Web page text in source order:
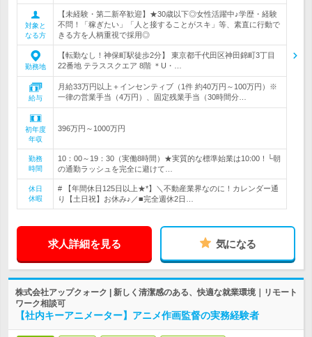
対象と
なる方
【未経験・第二新卒歓迎】★30歳以下◎女性活躍中♪学歴・経験
不問！「稼ぎたい」「人と接することがスキ」等、素直に行動で
きる方を人柄重視で採用◎
勤務地
【転勤なし！神保町駅徒歩2分】 東京都千代田区神田錦町3丁目
22番地 テラススクエア 8階 ＊U・…
給与
月給33万円以上＋インセンティブ（1件 約40万円～100万円）※
一律の営業手当（4万円）、固定残業手当（30時間分…
初年度
年収
396万円～1000万円
勤務
時間
10：00～19：30（実働8時間）★実質的な標準始業は10:00！└朝
の通勤ラッシュを完全に避けて…
休日
休暇
# 【年間休日125日以上★*】＼不動産業界なのに！カレンダー通
り【土日祝】お休み♪／■完全週休2日…
求人詳細を見る 気になる
株式会社アップクォーク | 新しく清潔感のある、快適な就業環境｜リモート
ワーク相談可
【社内キーアニメーター】アニメ作画監督の実務経験者